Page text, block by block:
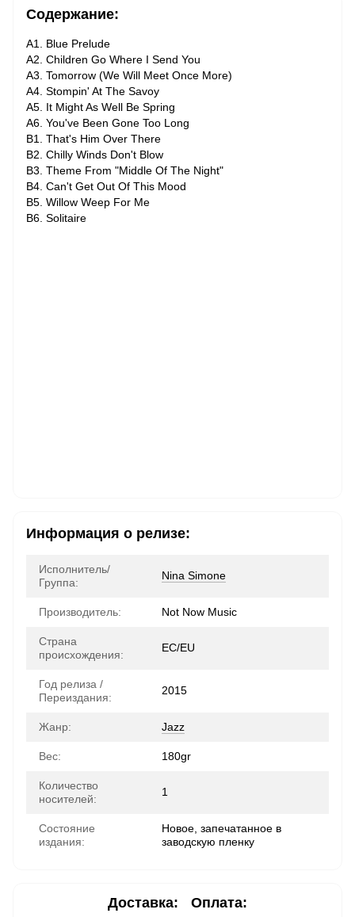
Содержание:
A1. Blue Prelude
A2. Children Go Where I Send You
A3. Tomorrow (We Will Meet Once More)
A4. Stompin' At The Savoy
A5. It Might As Well Be Spring
A6. You've Been Gone Too Long
B1. That's Him Over There
B2. Chilly Winds Don't Blow
B3. Theme From "Middle Of The Night"
B4. Can't Get Out Of This Mood
B5. Willow Weep For Me
B6. Solitaire
Информация о релизе:
Исполнитель/
Группа:
Nina Simone
Производитель: Not Now Music
Страна
происхождения:
ЕС/EU
Год релиза /
Переиздания:
2015
Жанр: Jazz
Вес: 180gr
Количество
носителей:
1
Состояние
издания:
Новое, запечатанное в
заводскую пленку
Доставка: Оплата: